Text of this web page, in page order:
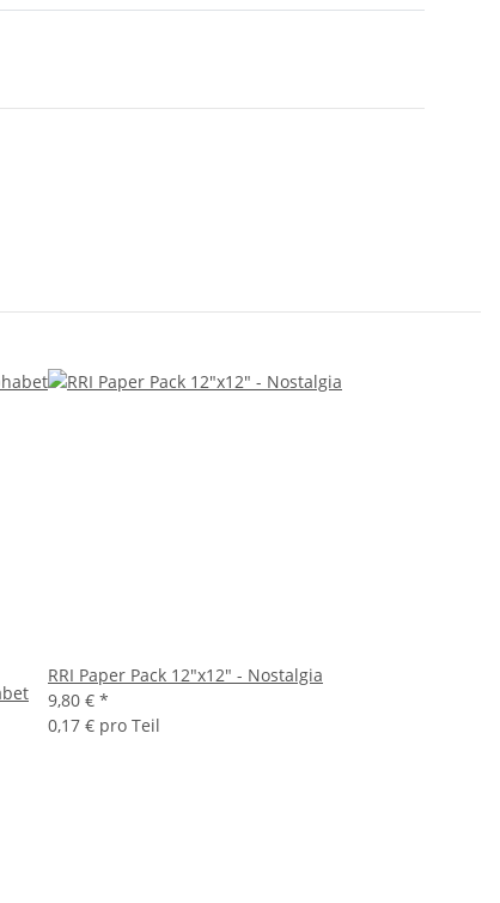
RRI Paper Pack 12"x12" - Nostalgia
9,80 € *
0,17 € pro Teil